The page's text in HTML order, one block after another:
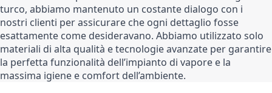
turco, abbiamo mantenuto un costante dialogo con i
nostri clienti per assicurare che ogni dettaglio fosse
esattamente come desideravano. Abbiamo utilizzato solo
materiali di alta qualità e tecnologie avanzate per garantire
la perfetta funzionalità dell’impianto di vapore e la
massima igiene e comfort dell’ambiente.